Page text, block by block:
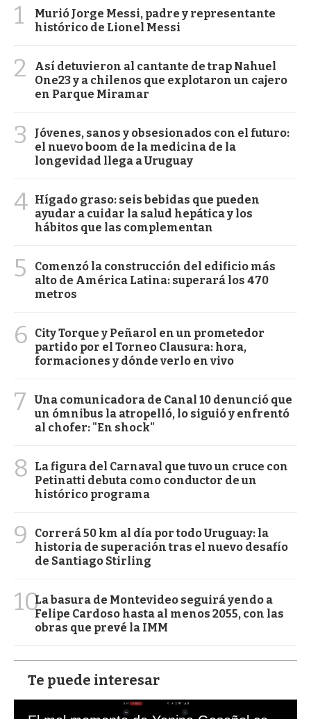
1
Murió Jorge Messi, padre y representante
histórico de Lionel Messi
2
Así detuvieron al cantante de trap Nahuel
One23 y a chilenos que explotaron un cajero
en Parque Miramar
3
Jóvenes, sanos y obsesionados con el futuro:
el nuevo boom de la medicina de la
longevidad llega a Uruguay
4 Hígado graso: seis bebidas que pueden
ayudar a cuidar la salud hepática y los
hábitos que las complementan
5
Comenzó la construcción del edificio más
alto de América Latina: superará los 470
metros
6
City Torque y Peñarol en un prometedor
partido por el Torneo Clausura: hora,
formaciones y dónde verlo en vivo
7
Una comunicadora de Canal 10 denunció que
un ómnibus la atropelló, lo siguió y enfrentó
al chofer: "En shock"
8
La figura del Carnaval que tuvo un cruce con
Petinatti debuta como conductor de un
histórico programa
9
Correrá 50 km al día por todo Uruguay: la
historia de superación tras el nuevo desafío
de Santiago Stirling
10La basura de Montevideo seguirá yendo a
Felipe Cardoso hasta al menos 2055, con las
obras que prevé la IMM
Te puede interesar